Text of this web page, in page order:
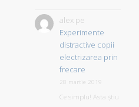
alexpe
Experimente
distractive copii
electrizarea prin
frecare
28 martie 2019
Ce simplu! Asta știu